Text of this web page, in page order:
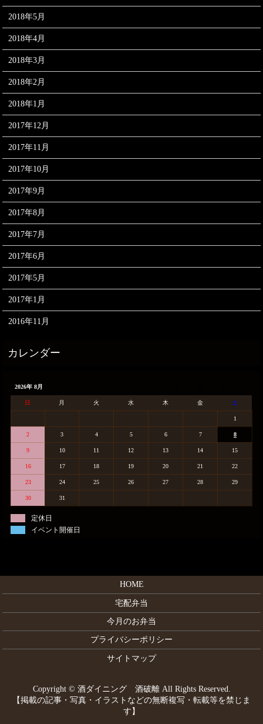
2018年5月
2018年4月
2018年3月
2018年2月
2018年1月
2017年12月
2017年11月
2017年10月
2017年9月
2017年8月
2017年7月
2017年6月
2017年5月
2017年1月
2016年11月
2026年 8月
日 月 火 水 木 金 土
1
2 3 4 5 6 7 8
9 10 11 12 13 14 15
16 17 18 19 20 21 22
23 24 25 26 27 28 29
30 31
定休日
イベント開催日
HOME
宅配弁当
今月のお弁当
プライバシーポリシー
サイトマップ
Copyright © 酒ダイニング 酒破離 All Rights Reserved.
【掲載の記事・写真・イラストなどの無断複写・転載等を禁じま
す】